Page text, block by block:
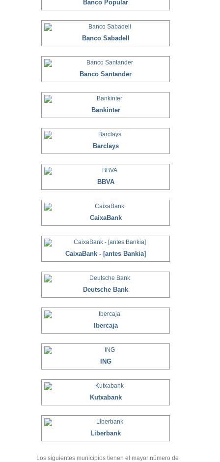
Banco Popular
Banco Sabadell
Banco Santander
Bankinter
Barclays
BBVA
CaixaBank
CaixaBank - [antes Bankia]
Deutsche Bank
Ibercaja
ING
Kutxabank
Liberbank
Los siguientes municipios tienen el mayor número de